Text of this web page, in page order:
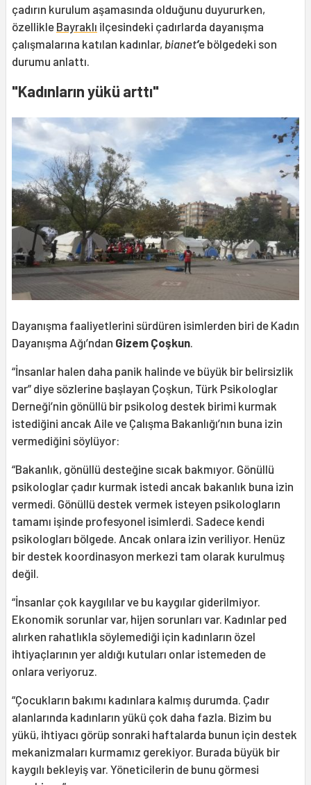
çadırın kurulum aşamasında olduğunu duyururken,
özellikle Bayraklı ilçesindeki çadırlarda dayanışma
çalışmalarına katılan kadınlar, bianet’e bölgedeki son
durumu anlattı.
"Kadınların yükü arttı"
Dayanışma faaliyetlerini sürdüren isimlerden biri de Kadın
Dayanışma Ağı’ndan Gizem Çoşkun
“İnsanlar halen daha panik halinde ve büyük bir belirsizlik
var” diye sözlerine başlayan Çoşkun, Türk Psikologlar
Derneği’nin gönüllü bir psikolog destek birimi kurmak
istediğini ancak Aile ve Çalışma Bakanlığı’nın buna izin
vermediğini söylüyor:
“Bakanlık, gönüllü desteğine sıcak bakmıyor. Gönüllü
psikologlar çadır kurmak istedi ancak bakanlık buna izin
vermedi. Gönüllü destek vermek isteyen psikologların
tamamı işinde profesyonel isimlerdi. Sadece kendi
psikologları bölgede. Ancak onlara izin veriliyor. Henüz
bir destek koordinasyon merkezi tam olarak kurulmuş
değil.
“İnsanlar çok kaygılılar ve bu kaygılar giderilmiyor.
Ekonomik sorunlar var, hijen sorunları var. Kadınlar ped
alırken rahatlıkla söylemediği için kadınların özel
ihtiyaçlarının yer aldığı kutuları onlar istemeden de
onlara veriyoruz.
“Çocukların bakımı kadınlara kalmış durumda. Çadır
alanlarında kadınların yükü çok daha fazla. Bizim bu
yükü, ihtiyacı görüp sonraki haftalarda bunun için destek
mekanizmaları kurmamız gerekiyor. Burada büyük bir
kaygılı bekleyiş var. Yöneticilerin de bunu görmesi